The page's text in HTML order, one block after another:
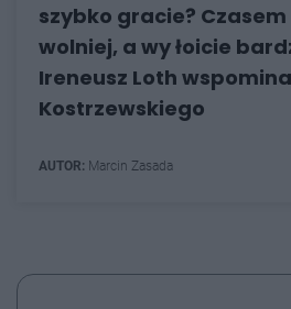
szybko gracie?
wolniej, a wy łoicie
Ireneusz Loth
Kostrzewskiego
AUTOR: Marcin Zasada